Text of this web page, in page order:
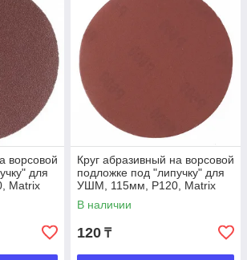
ворсовой
для
Matrix
Круг абразивный на ворсовой
подложке под "липучку" для
УШМ, 115мм, P120, Matrix
В наличии
120 ₸